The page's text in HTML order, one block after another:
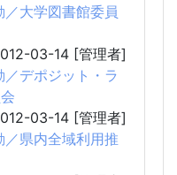
大学図書館委員
03-14 [管理者]
デポジット・ラ
03-14 [管理者]
県内全域利用推